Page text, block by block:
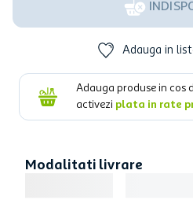
Adauga in
Adauga produse in cos
activezi plata in rate
Modalitati livrare